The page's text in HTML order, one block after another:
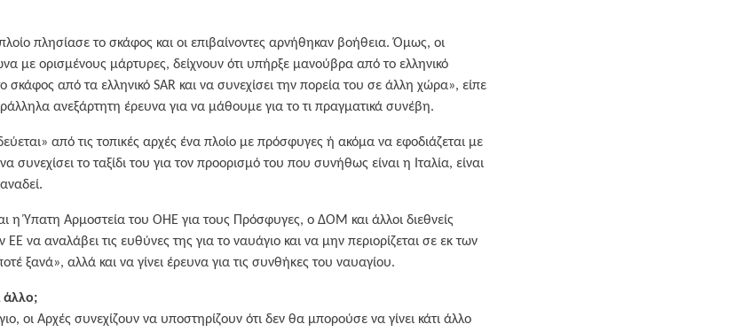
πλησίασε το σκάφος και οι επιβαίνοντες αρνήθηκαν βοήθεια. Όμως, οι
με ορισμένους μάρτυρες, δείχνουν ότι υπήρξε μανούβρα από το ελληνικό
σκάφος από τα ελληνικό SAR και να συνεχίσει την πορεία του σε άλλη χώρα», είπε
ανεξάρτητη έρευνα για να μάθουμε για το τι πραγματικά συνέβη.
από τις τοπικές αρχές ένα πλοίο με πρόσφυγες ή ακόμα να εφοδιάζεται με
συνεχίσει το ταξίδι του για τον προορισμό του που συνήθως είναι η Ιταλία, είναι
η Ύπατη Αρμοστεία του ΟΗΕ για τους Πρόσφυγες, ο ΔΟΜ και άλλοι διεθνείς
να αναλάβει τις ευθύνες της για το ναυάγιο και να μην περιορίζεται σε εκ των
ξανά», αλλά και να γίνει έρευνα για τις συνθήκες του ναυαγίου.
άλλο;
οι Αρχές συνεχίζουν να υποστηρίζουν ότι δεν θα μπορούσε να γίνει κάτι άλλο